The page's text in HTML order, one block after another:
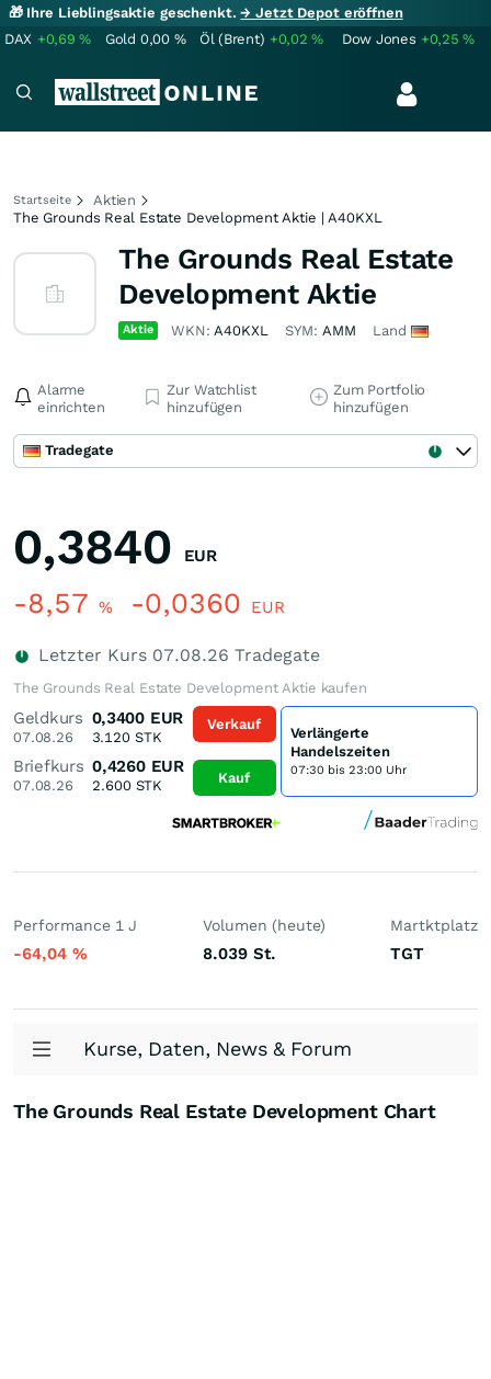
🎁 Ihre Lieblingsaktie geschenkt.→ Jetzt Depot eröffnen
DAX +0,69% Gold 0,00 % Öl (Brent) +0,02% Dow Jones +0,25%
Startseite
Aktien
The Grounds Real Estate Development Aktie | A40KXL
The Grounds Real Estate
Development Aktie
Aktie WKN:A40KXL SYM: AMM Land
Alarme
einrichten
Zur Watchlist
hinzufügen
Zum Portfolio
hinzufügen
Tradegate
0,3840 EUR
-8,57 % -0,0360 EUR
Letzter Kurs 07.08.26 Tradegate
The Grounds Real Estate Development Aktie kaufen
Geldkurs
07.08.26
0,3400 EUR
3.120STK
Briefkurs
07.08.26
0,4260 EUR
2.600STK
Verkauf
Kauf
Verlängerte
Handelszeiten
07:30 bis 23:00 Uhr
Performance 1 J
-64,04 %
Volumen (heute)
8.039St.
Martktplatz
TGT
Kurse, Daten, News & Forum
The Grounds Real Estate Development Chart